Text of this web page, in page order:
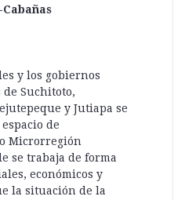
y los gobiernos
Suchitoto,
y Jutiapa se
de
Microrregión
se trabaja de forma
económicos y
la situación de la